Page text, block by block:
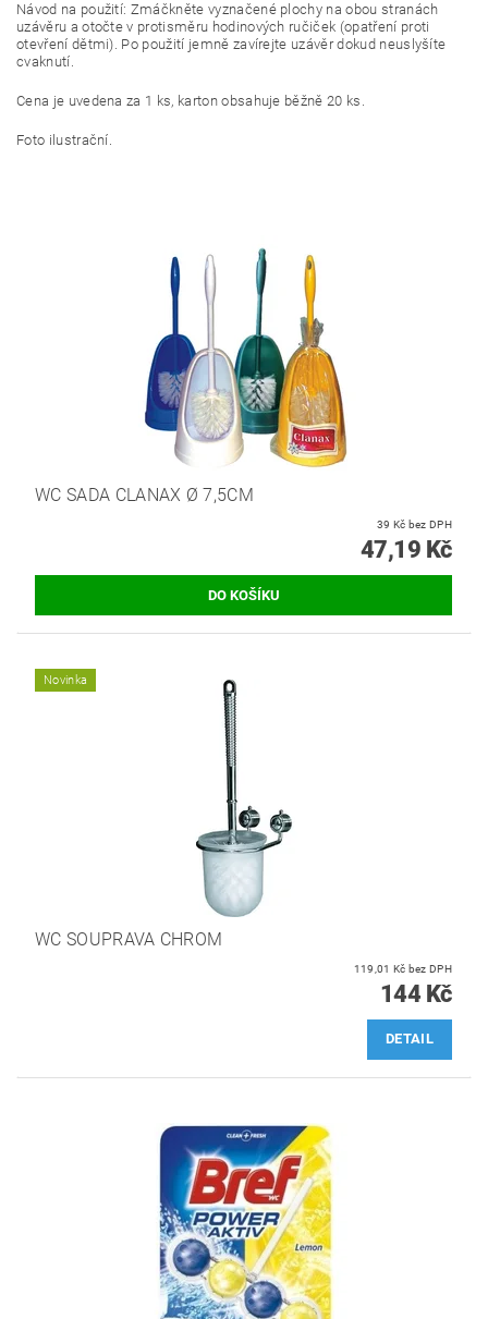
Návod na použití: Zmáčkněte vyznačené plochy na obou stranách
uzávěru a otočte v protisměru hodinových ručiček (opatření proti
otevření dětmi). Po použití jemně zavírejte uzávěr dokud neuslyšíte
cvaknutí.
Cena je uvedena za 1 ks, karton obsahuje běžně 20 ks.
Foto ilustrační.
WC SADA CLANAX Ø 7,5CM
39 Kč bez DPH
47,19 Kč
Novinka
WC SOUPRAVA CHROM
119,01 Kč bez DPH
144 Kč
DETAIL